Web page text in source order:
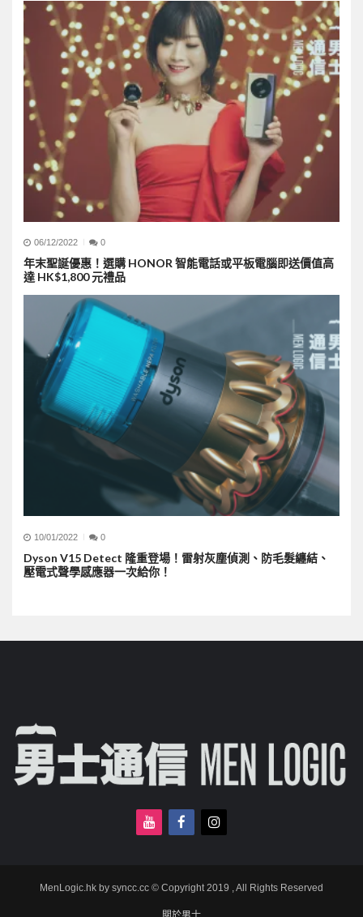
06/12/2022 0
年末聖誕優惠！選購 HONOR 智能電話或平板電腦即送價值高
達 HK$1,800 元禮品
10/01/2022 0
Dyson V15 Detect 隆重登場！雷射灰塵偵測、防毛髮纏結、
壓電式聲學感應器一次給你！
MenLogic.hk by syncc.cc © Copyright 2019 , All Rights Reserved